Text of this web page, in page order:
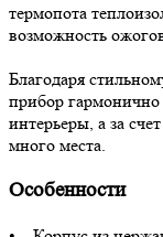
термопота
возможность
Благодаря
прибор
интерьеры, а за
много места.
Особенности